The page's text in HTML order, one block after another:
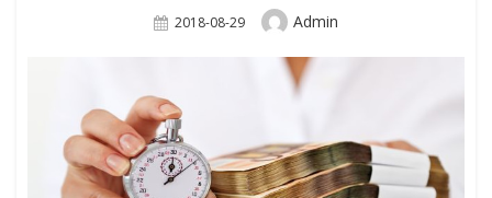
Posted
2018-08-29 Author
Admin